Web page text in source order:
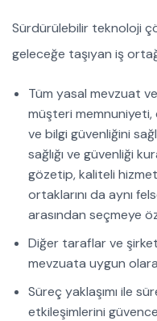
Sürdürülebilir teknoloji
geleceğe taşıyan iş
Tüm yasal mevzuat
müşteri
ve bilgi güvenliğini
sağlığı ve güvenliği
gözetip, kaliteli
ortaklarını da aynı
arasından seçmeye
Diğer taraflar ve
mevzuata uygun
Süreç yaklaşımı ile
etkileşimlerini